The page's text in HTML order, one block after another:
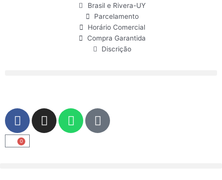
Brasil e Rivera-UY
Parcelamento
Horário Comercial
Compra Garantida
Discrição
F
a
c
e
I
n
W
h
U
s
0
Carrinho